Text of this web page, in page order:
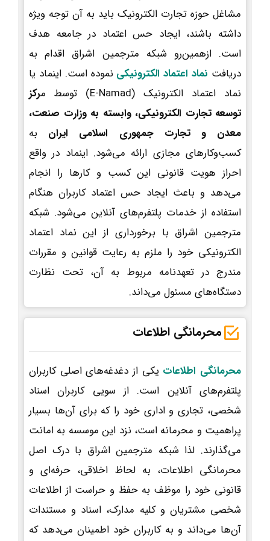
مشاغل حوزه تجارت الکترونیک باید به آن توجه ویژه
داشته باشند، ایجاد حس اعتماد در جامعه هدف
است. ازهمین‌رو شبکه مترجمین اشراق اقدام به
دریافت نماد اعتماد الکترونیکی نموده است. اینماد یا
نماد اعتماد الکترونیک (E-Namad) توسط م
رکز
توسعه تجارت الکترونیکی، وابسته به وزارت صنعت،
معدن و تجارت جمهوری اسلامی ایران به
کسب‌وکارهای مجازی ارائه می‌شود. اینماد در واقع
احراز هویت قانونی این کسب و کارها را انجام
می‌دهد و باعث ایجاد حس اعتماد کاربران هنگام
استفاده از خدمات پلتفرم‌های آنلاین می‌شود. شبکه
مترجمین اشراق با برخورداری از این نماد اعتماد
الکترونیکی خود را ملزم به رعایت قوانین و مقررات
مندرج در تعهدنامه مربوط به آن، تحت نظارت
دستگاه‌های مسئول می‌داند.
محرمانگی اطلاعات
محرمانگی اطلاعات یکی از دغدغه‌های اصلی کاربران
پلتفرم‌های آنلاین است. از سویی کاربران اسناد
شخصی، تجاری و اداری خود را که برای آن‌ها بسیار
پراهمیت و محرمانه است، نزد این موسسه به امانت
می‌گذارند. لذا شبکه مترجمین اشراق با درک اصل
محرمانگی اطلاعات، به لحاظ اخلاقی، حرفه‌ای و
قانونی خود را موظف به حفظ و حراست از اطلاعات
شخصی مشتریان و کلیه مدارک، اسناد و مستندات
آن‌ها می‌داند و به کاربران خود اطمینان می‌دهد که